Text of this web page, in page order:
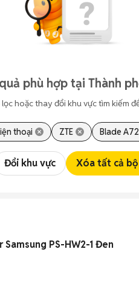
phù hợp tại Thành
hoặc thay đổi khu vực tìm kiếm
thoại ZTE Blade
Đổi khu vực Xóa tất cả
PS-HW2-1 Đen